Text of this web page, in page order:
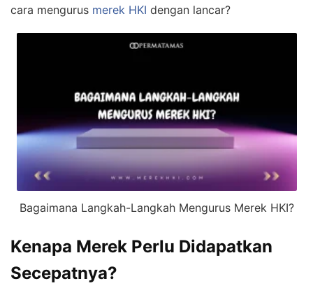
cara mengurus merek HKI dengan lancar?
Bagaimana Langkah-Langkah Mengurus Merek HKI?
Kenapa Merek Perlu Didapatkan
Secepatnya?